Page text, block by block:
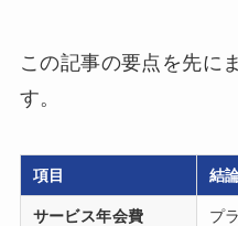
この記事の要点を先に
す。
項目 結
サービス年会費
プ